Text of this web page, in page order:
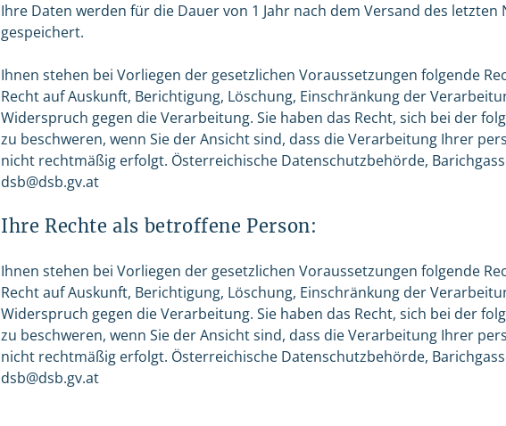
Ihre Daten werden für die Dauer von 1 Jahr nach dem Versand des letzten
gespeichert.
Ihnen stehen bei Vorliegen der gesetzlichen Voraussetzungen folgende
Recht auf Auskunft, Berichtigung, Löschung, Einschränkung der
Widerspruch gegen die Verarbeitung. Sie haben das Recht, sich bei der
zu beschweren, wenn Sie der Ansicht sind, dass die Verarbeitung Ihrer
nicht rechtmäßig erfolgt. Österreichische Datenschutzbehörde,
dsb@dsb.gv.at
Ihre Rechte als betroffene Person:
Ihnen stehen bei Vorliegen der gesetzlichen Voraussetzungen folgende
Recht auf Auskunft, Berichtigung, Löschung, Einschränkung der
Widerspruch gegen die Verarbeitung. Sie haben das Recht, sich bei der
zu beschweren, wenn Sie der Ansicht sind, dass die Verarbeitung Ihrer
nicht rechtmäßig erfolgt. Österreichische Datenschutzbehörde,
dsb@dsb.gv.at